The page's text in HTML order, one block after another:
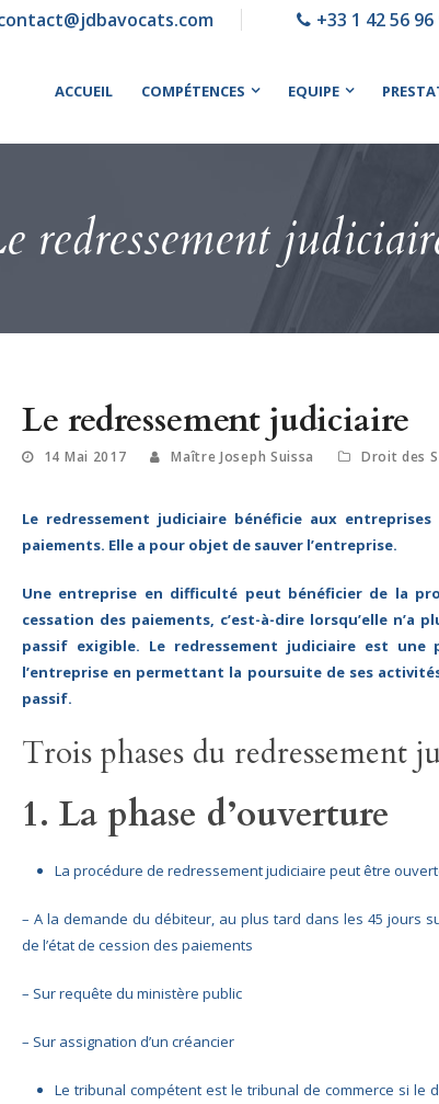
+33 1 42 56 96
ACCUEIL COMPÉTENCES EQUIPE
redressement
Le redressement judiciaire
14 Mai 2017 Maître Joseph Suissa Droit des
Le redressement judiciaire bénéficie aux
paiements. Elle a pour objet de sauver l’entreprise.
Une entreprise en difficulté peut bénéficier de la
cessation des paiements, c’est-à-dire lorsqu’elle n’a
passif exigible. Le redressement judiciaire est
l’entreprise en permettant la poursuite de ses
passif.
Trois phases du redressement
1. La phase d’ouverture
La procédure de redressement judiciaire peut être
– A la demande du débiteur, au plus tard dans les 45 jours
de l’état de cession des paiements
– Sur requête du ministère public
– Sur assignation d’un créancier
Le tribunal compétent est le tribunal de commerce si le